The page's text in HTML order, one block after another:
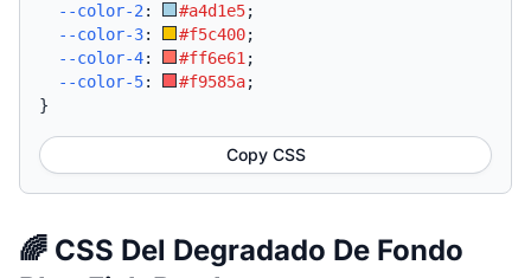
--color-2 : #a4d1e5;
--color-3: #f5c400;
--color-4: #ff6e61 ;
--color-5: #f9585a;
}
Copy CSS
🌈 CSS Del Degradado De Fondo